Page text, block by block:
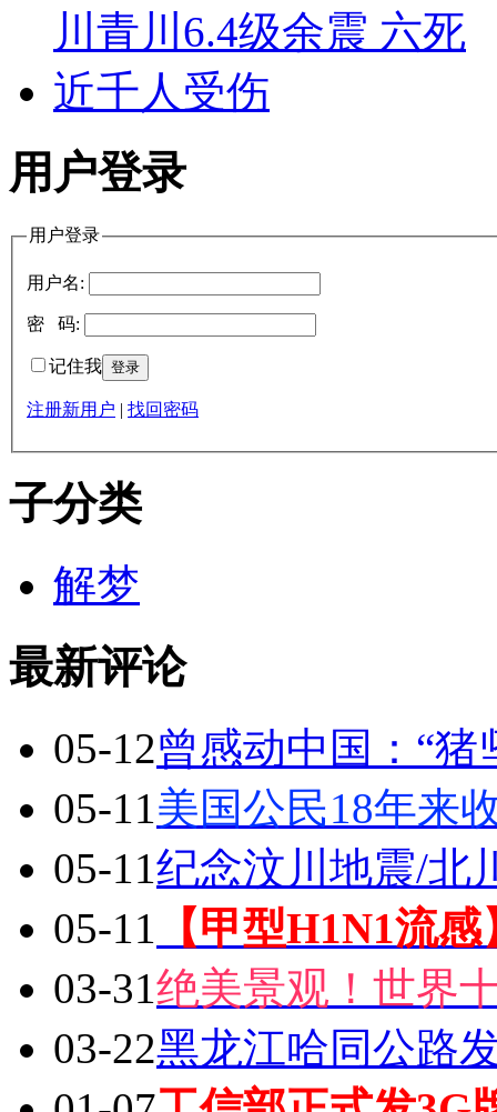
用户登录
用户登录
用户名:
密 码:
记住我
注册新用户 | 找回密码
子分类
解梦
最新评论
05-12曾感动中国：“
05-11 美国公民18年来
05-11纪念汶川地震/北
05-11
【甲型H1N1流
03-31绝美景观！世界
03-22黑龙江哈同公路